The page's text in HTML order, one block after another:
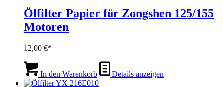
Varianten
auf.
der
Produktseite
Ölfilter Papier für Zongshen 125/155
Motoren
12,00 €
In den Warenkorb Details anzeigen